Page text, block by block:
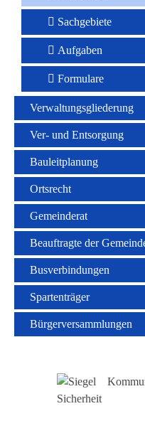
Sachgebiete
Aufgaben
Formulare
Verwaltungsgliederung
Ver- und Entsorgung
Bauleitplanung
Ortsrecht
Gemeinderat
Beauftragte der
Busverbindungen
Spartenträger
Bürgerversammlungen